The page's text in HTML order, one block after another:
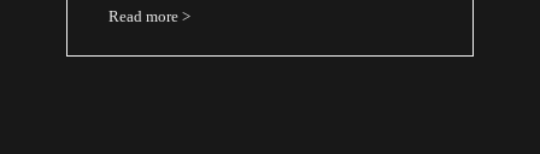
Read more >